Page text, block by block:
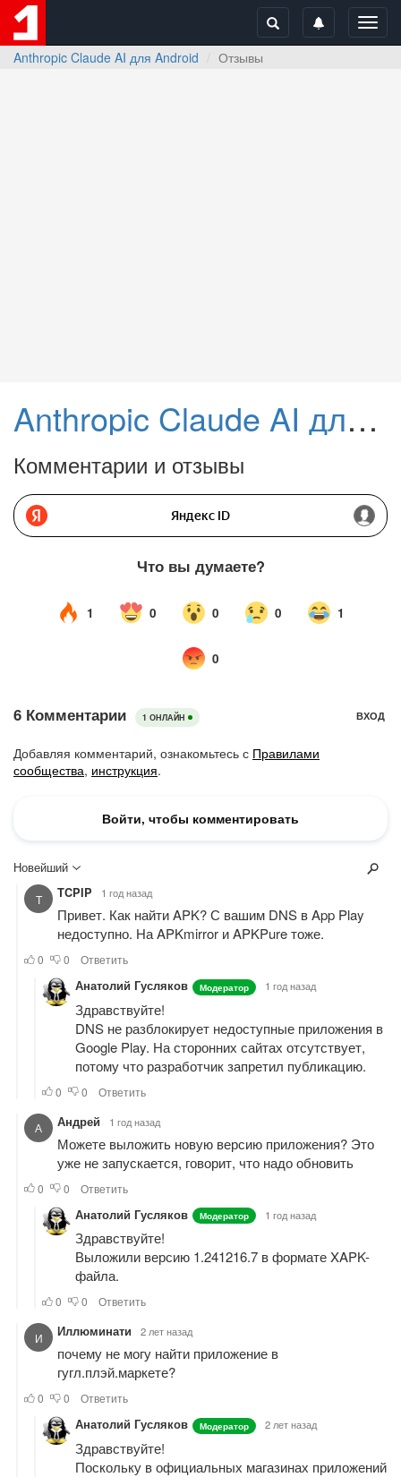
Anthropic Claude AI для Android
Отзывы
Anthropic Claude AI для Android
Комментарии и отзывы